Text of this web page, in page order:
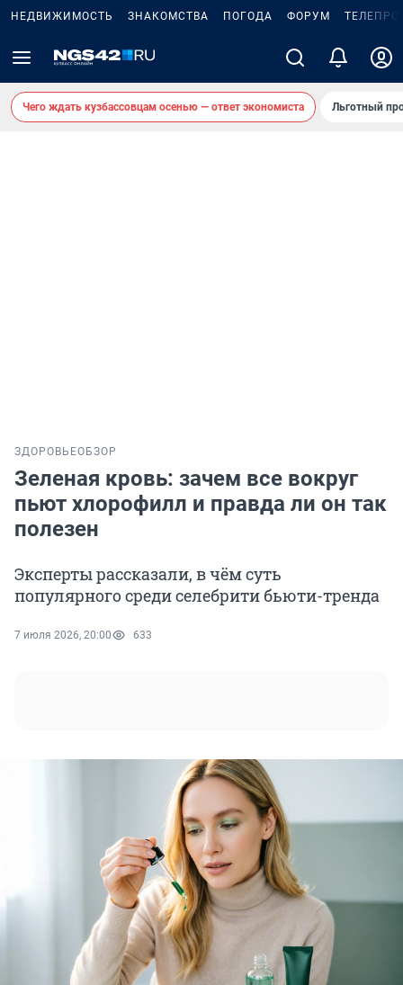
НЕДВИЖИМОСТЬ ЗНАКОМСТВА ПОГОДА ФОРУМ
Чего ждать кузбассовцам осенью — ответ экономиста Льготный
ЗДОРОВЬЕОБЗОР
Зеленая кровь: зачем все вокруг
пьют хлорофилл и правда ли он так
полезен
Эксперты рассказали, в чём суть
популярного среди селебрити бьюти-тренда
7 июля 2026, 20:00 633